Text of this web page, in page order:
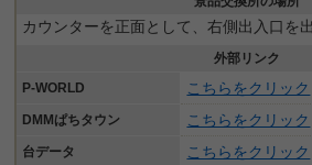
カウンターを正面として、右側出入口を
外部リンク
P-WORLD
こちらをクリック
DMMぱちタウン こちらをクリック
台データ こちらをクリック